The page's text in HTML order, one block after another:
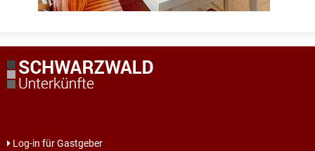
Log-in für Gastgeber